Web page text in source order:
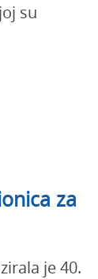
su
za
je 40.